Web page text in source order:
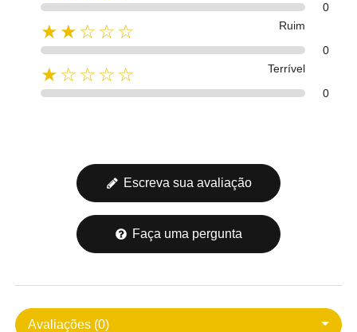
0
★★☆☆☆
Ruim
0
★☆☆☆☆
Terrível
0
Escreva sua avaliação
Faça uma pergunta
Avaliações (0)